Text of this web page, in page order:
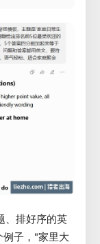
、排好序的英
例子，"家里大